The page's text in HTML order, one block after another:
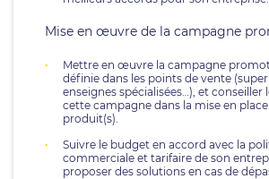
Mise en œuvre de la campagne
Mettre en œuvre la campagne
définie dans les points de vente
enseignes spécialisées…), et conseiller
cette campagne dans la mise en
produit(s).
Suivre le budget en accord avec la
commerciale et tarifaire de son
proposer des solutions en cas de